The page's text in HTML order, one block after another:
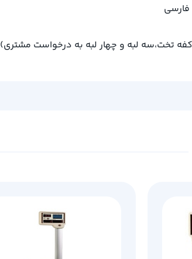
تخت،سه لبه و چهار لبه به درخواست مشتری)